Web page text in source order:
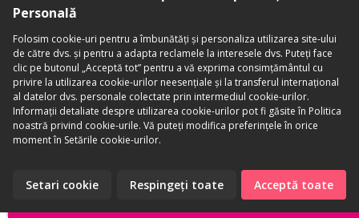
ADAUGĂ ÎN COȘ
Localizarea Magazinelor
contact@penti.com.ro
©PENTİ. Toate Drepturile Rezervate. Termeni & Condiții
Politica De